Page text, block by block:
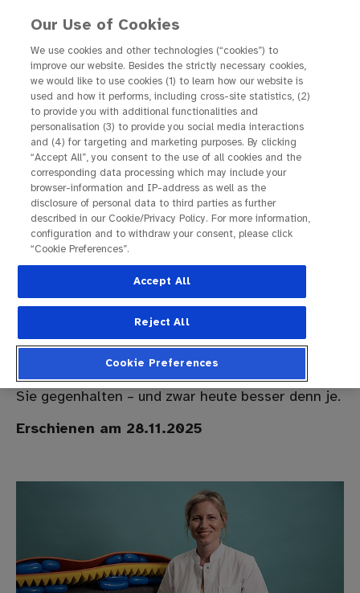
Wer früh handelt, sieht
länger klar
Warum sich Dranbleiben bei
Netzhauterkrankungen lohnt
Bei Netzhauterkrankungen wie der feuchten
altersabhängigen Makuladegeneration (nAMD),
dem diabetischen Makulaödem (DMÖ) oder dem
Makulaödem infolge eines retinalen
Venenverschlusses (RVV) sammelt sich
Flüssigkeit in und unter der Netzhaut an. Die
Folge: Die Sehfähigkeit lässt nach. Doch die gute
Nachricht ist: Mit der richtigen Therapie können
Sie gegenhalten – und zwar heute besser denn je.
Erschienen am 28.11.2025
Our Use of Cookies
We use cookies and other technologies (“cookies”) to
improve our website. Besides the strictly necessary cookies,
we would like to use cookies (1) to learn how our website is
used and how it performs, including cross-site statistics, (2)
to provide you with additional functionalities and
personalisation (3) to provide you social media interactions
and (4) for targeting and marketing purposes. By clicking
“Accept All”, you consent to the use of all cookies and the
corresponding data processing which may include your
browser-information and IP-address as well as the
disclosure of personal data to third parties as further
described in our Cookie/Privacy Policy. For more information,
configuration and to withdraw your consent, please click
“Cookie Preferences”.
Cookie Preferences
Reject All
Accept All